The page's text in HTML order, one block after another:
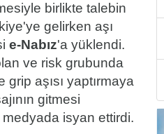
birlikte talebin
gelirken aşı
e-Nabız'a yüklendi.
ve risk grubunda
aşısı yaptırmaya
gitmesi
isyan ettirdi.